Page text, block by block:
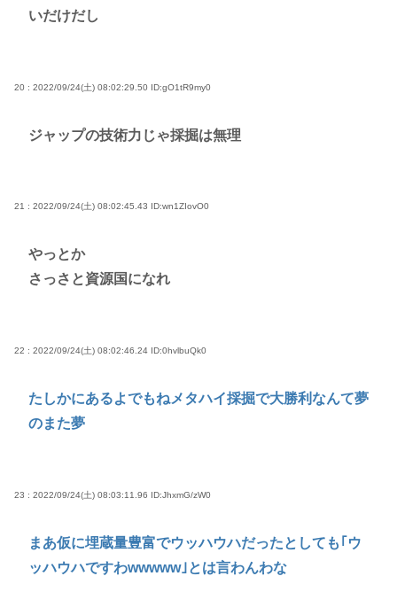
いだけだし
20 : 2022/09/24(土) 08:02:29.50 ID:gO1tR9my0
ジャップの技術力じゃ採掘は無理
21 : 2022/09/24(土) 08:02:45.43 ID:wn1ZIovO0
やっとか
さっさと資源国になれ
22 : 2022/09/24(土) 08:02:46.24 ID:0hvlbuQk0
たしかにあるよでもねメタハイ採掘で大勝利なんて夢
のまた夢
23 : 2022/09/24(土) 08:03:11.96 ID:JhxmG/zW0
まあ仮に埋蔵量豊富でウッハウハだったとしても｢ウ
ッハウハですわwwwww｣とは言わんわな